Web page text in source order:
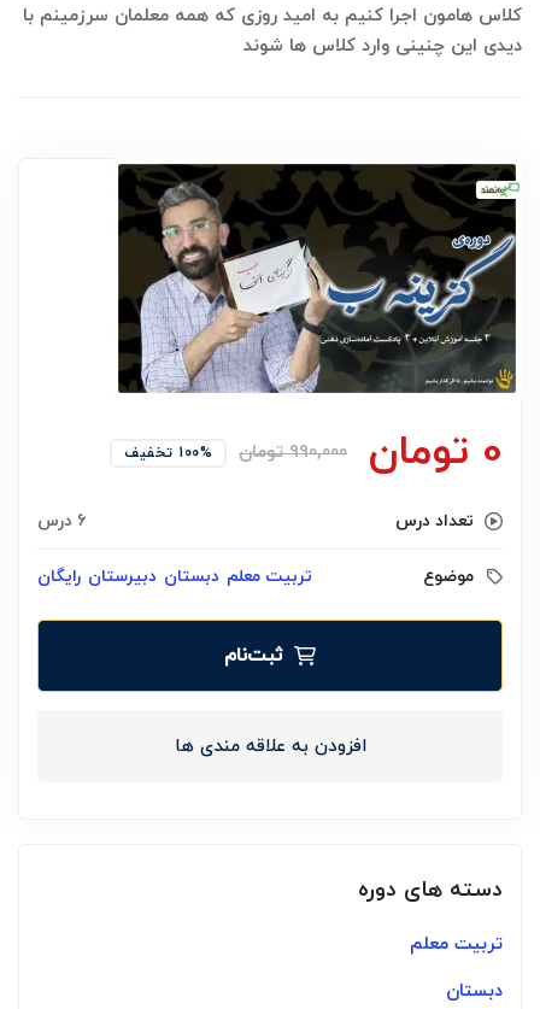
کلاس هامون اجرا کنیم به امید روزی که همه معلمان سرزمینم با
دیدی این چنینی وارد کلاس ها شوند
0 تومان 990,000 تومان 100% تخفیف
تعداد درس 6 درس
موضوع تربیت معلم دبستان دبیرستان رایگان
ثبت‌نام
افزودن به علاقه مندی ها
دسته های دوره
تربیت معلم
دبستان